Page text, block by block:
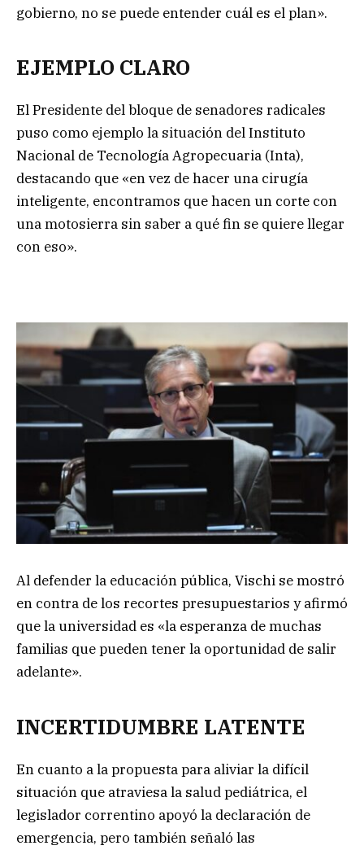
gobierno, no se puede entender cuál es el plan».
EJEMPLO CLARO
El Presidente del bloque de senadores radicales
puso como ejemplo la situación del Instituto
Nacional de Tecnología Agropecuaria (Inta),
destacando que «en vez de hacer una cirugía
inteligente, encontramos que hacen un corte con
una motosierra sin saber a qué fin se quiere llegar
con eso».
Al defender la educación pública, Vischi se mostró
en contra de los recortes presupuestarios y afirmó
que la universidad es «la esperanza de muchas
familias que pueden tener la oportunidad de salir
adelante».
INCERTIDUMBRE LATENTE
En cuanto a la propuesta para aliviar la difícil
situación que atraviesa la salud pediátrica, el
legislador correntino apoyó la declaración de
emergencia, pero también señaló las